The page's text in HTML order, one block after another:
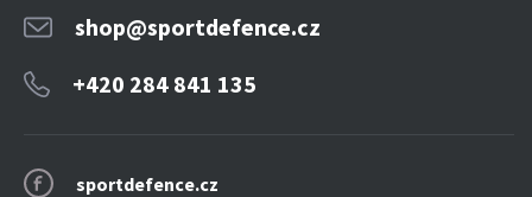
sportdefence.cz
shop@sportdefence.cz
+420 284 841 135